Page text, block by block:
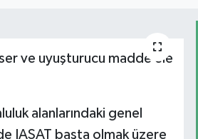
ve uyuşturucu madde ele
alanlarındaki genel
JASAT başta olmak üzere